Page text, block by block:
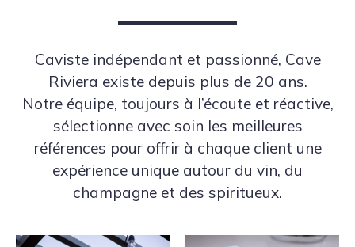
Caviste indépendant et passionné, Cave
Riviera existe depuis plus de 20 ans.
Notre équipe, toujours à l’écoute et réactive,
sélectionne avec soin les meilleures
références pour offrir à chaque client une
expérience unique autour du vin, du
champagne et des spiritueux.